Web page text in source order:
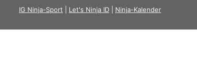
IG Ninja-Sport Let's Ninja ID Ninja-Kalender